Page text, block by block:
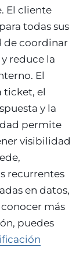
El cliente
todas sus
de coordinar
reduce la
El
ticket, el
y la
permite
visibilidad
recurrentes
en datos,
más
puedes